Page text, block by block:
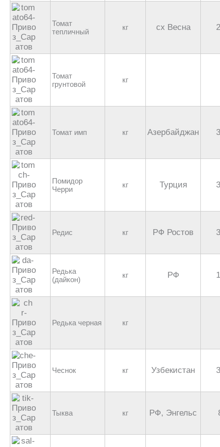
Томат
тепличный
кг сх Весна
Томат
грунтовой
кг
Томат имп кг Азербайджан
Помидор
Черри
кг Турция
Редис кг РФ Ростов
Редька
(дайкон)
кг РФ
Редька черная кг
Чеснок кг Узбекистан
Тыква кг РФ, Энгельс